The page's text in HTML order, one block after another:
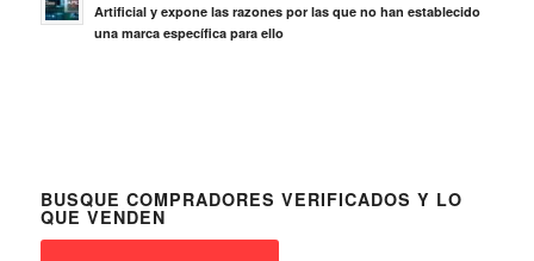
Artificial y expone las razones por las que no han establecido
una marca específica para ello
BUSQUE COMPRADORES VERIFICADOS Y LO
QUE VENDEN